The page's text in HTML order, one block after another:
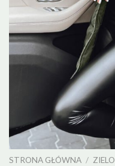
STRONA GŁÓWNA /